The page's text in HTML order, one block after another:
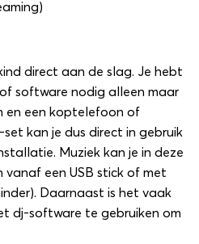
direct aan de slag. Je hebt
software nodig alleen maar
en een koptelefoon of
kan je dus direct in gebruik
Muziek kan je in deze
een USB stick of met
Daarnaast is het vaak
dj-software te gebruiken om